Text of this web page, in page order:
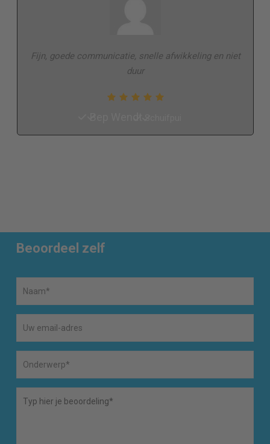
Fijn, goede communicatie, snelle afwikkeling en niet
duur
Beoordeel zelf